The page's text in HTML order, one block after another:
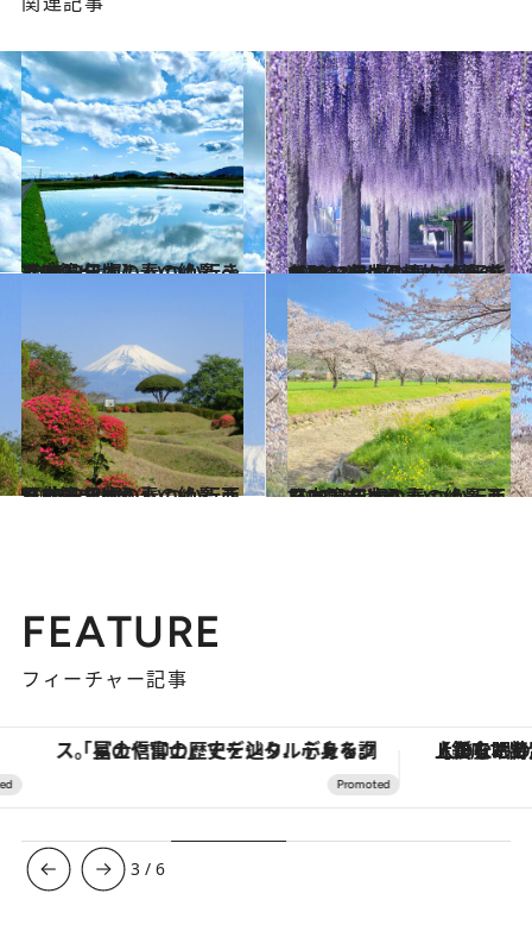
2023.4.5
【2023年版】 いつか行きたい！ 日本の春の絶景 ～近畿篇～
旅＆お出かけ 2023.4.8
【2023年版】 いつか行きたい！ 日本の春の絶景 紫のベールが幻想的な藤の名所13選
旅＆お出かけ
2023.4.7
【2023年版】 いつか行きたい！ 日本の春の絶景 西日本篇まとめ①
旅＆お出かけ 2023.4.7
【2023年版】 いつか行きたい！ 日本の春の絶景 西日本篇まとめ②
旅＆お出かけ
FEATURE
フィーチャー記事
「星のや富士」でデジタルデトックス。冨士信仰の歴史を辿り、心身を調える。 【銀座で出合う最旬美容】美髪ケアや上質
3 /6